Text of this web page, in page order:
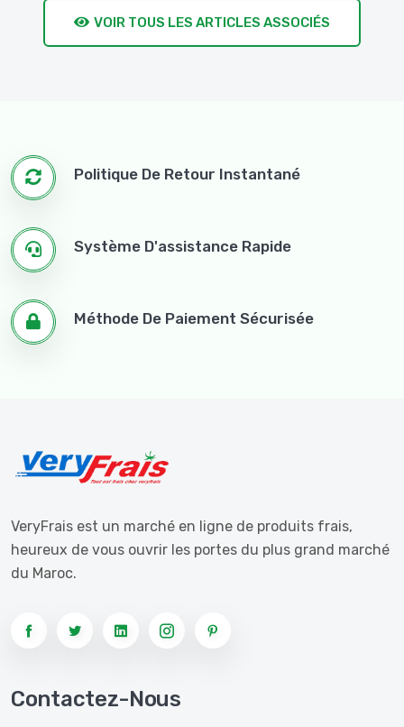
VOIR TOUS LES ARTICLES ASSOCIÉS
Politique De Retour Instantané
Système D'assistance Rapide
Méthode De Paiement Sécurisée
VeryFrais est un marché en ligne de produits frais,
heureux de vous ouvrir les portes du plus grand marché
du Maroc.
Contactez-Nous